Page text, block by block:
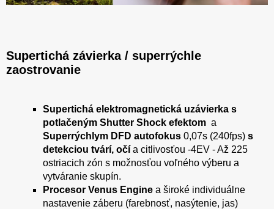
Supertichá závierka / superrýchle
zaostrovanie
Supertichá elektromagnetická uzávierka s
potlačeným Shutter Shock efektom a
Superrýchlym DFD autofokus 0,07s (240fps) s
detekciou tvárí, očí a citlivosťou -4EV - Až 225
ostriacich zón s možnosťou voľného výberu a
vytváranie skupín.
Procesor Venus Engine a široké individuálne
nastavenie záberu (farebnosť, nasýtenie, jas)